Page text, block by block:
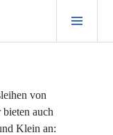
von
auch
Klein an: